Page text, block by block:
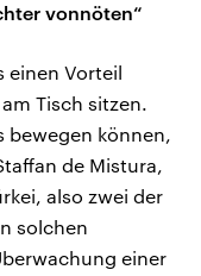
vonnöten“
einen Vorteil
Tisch sitzen.
bewegen können,
de Mistura,
also zwei der
solchen
einer